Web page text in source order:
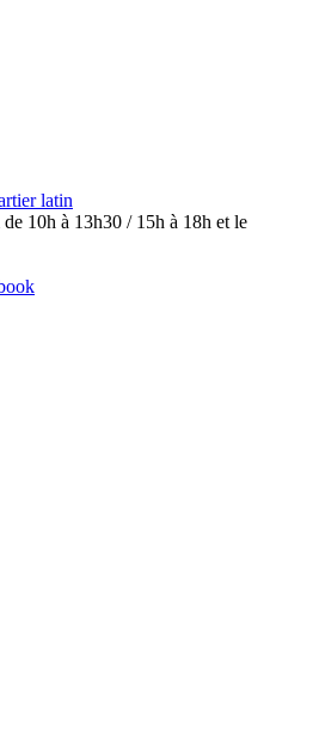
latin
10h à 13h30 / 15h à 18h et le